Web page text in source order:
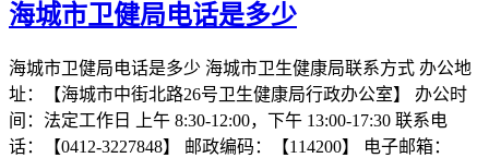
海城市卫健局电话是多少
海城市卫健局电话是多少 海城市卫生健康局联系方式 办公地
址：【海城市中街北路26号卫生健康局行政办公室】 办公时
间：法定工作日 上午 8:30-12:00，下午 13:00-17:30 联系电
话：【0412-3227848】 邮政编码：【114200】 电子邮箱：